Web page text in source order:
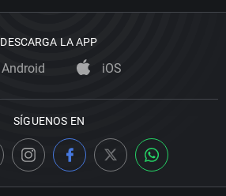
DESCARGA LA APP
Android iOS
SÍGUENOS EN